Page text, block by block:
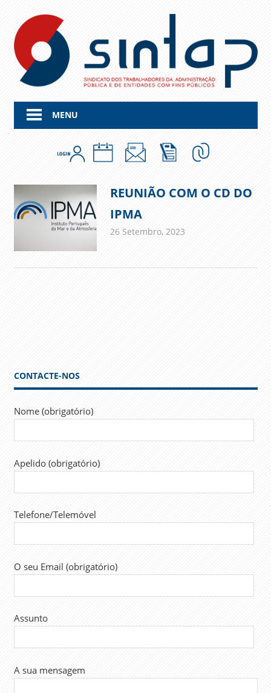
content
MENU
REUNIÃO COM O CD DO
IPMA
26 Setembro, 2023
CONTACTE-NOS
Nome (obrigatório)
Apelido (obrigatório)
Telefone/Telemóvel
O seu Email (obrigatório)
Assunto
A sua mensagem